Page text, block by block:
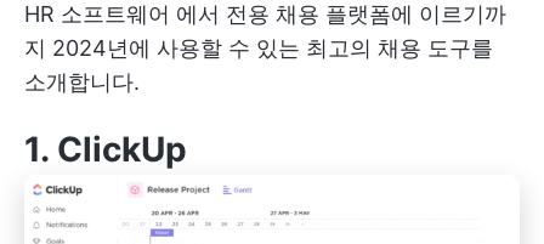
HR 소프트웨어 에서 전용 채용 플랫폼에 이르기까
지 2024년에 사용할 수 있는 최고의 채용 도구를
소개합니다.
1. ClickUp